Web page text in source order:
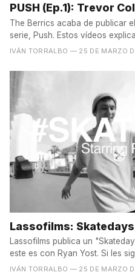
PUSH (Ep.1): Trevor
The Berrics acaba de publicar
serie, Push. Estos vídeos
IVÁN TORRALBO — 25 DE MARZO
Lassofilms:
Lassofilms publica un
este es con Ryan Yost. Si les
IVÁN TORRALBO — 25 DE MARZO